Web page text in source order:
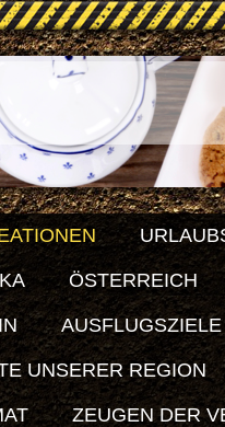
ÖSTERREICH
AUSFLUGSZIELE
UNSERER REGION
ZEUGEN DER